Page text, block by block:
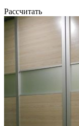
Рассчитать